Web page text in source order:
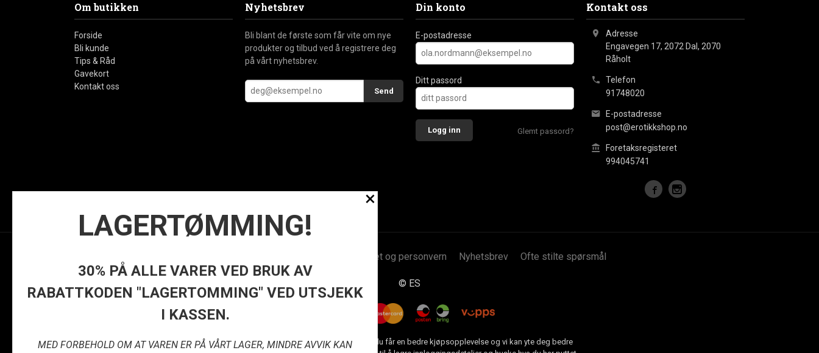
Om butikken
Forside
Bli kunde
Tips & Råd
Gavekort
Kontakt oss
Nyhetsbrev
Bli blant de første som får vite om nye
produkter og tilbud ved å registrere deg
på vårt nyhetsbrev.
Din konto
E-postadresse
Ditt passord
Glemt passord?
Kontakt oss
Adresse
Engavegen 17, 2072 Dal, 2070
Råholt
Telefon
91748020
E-postadresse
post@erotikkshop.no
Foretaksregisteret
994045741
Sikkerhet og personvern Nyhetsbrev Ofte stilte spørsmål
© ES
Vår nettbutikk bruker cookies slik at du får en bedre kjøpsopplevelse og vi kan yte deg bedre
×
LAGERTØMMING!
30% PÅ ALLE VARER VED BRUK AV
RABATTKODEN "LAGERTOMMING" VED UTSJEKK
I KASSEN.
MED FORBEHOLD OM AT VAREN ER PÅ VÅRT LAGER, MINDRE AVVIK KAN